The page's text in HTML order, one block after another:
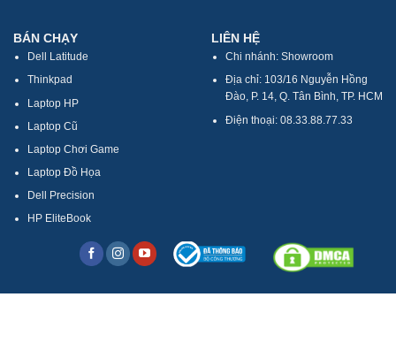
BÁN CHẠY
Dell Latitude
Thinkpad
Laptop HP
Laptop Cũ
Laptop Chơi Game
Laptop Đồ Họa
Dell Precision
HP EliteBook
LIÊN HỆ
Chi nhánh: Showroom
Địa chỉ: 103/16 Nguyễn Hồng
Đào, P. 14, Q. Tân Bình, TP. HCM
Điện thoại: 08.33.88.77.33